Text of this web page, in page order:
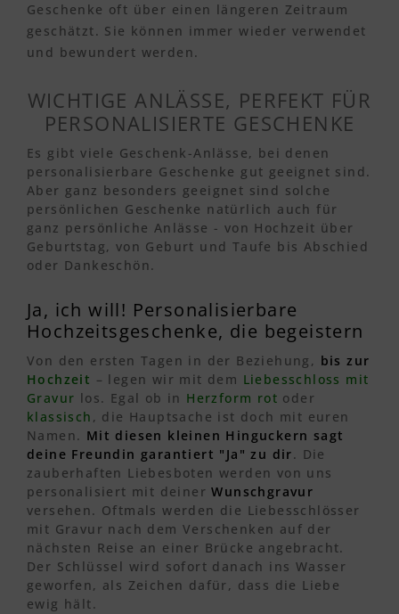
Geschenke oft über einen längeren Zeitraum
geschätzt. Sie können immer wieder verwendet
und bewundert werden.
WICHTIGE ANLÄSSE, PERFEKT FÜR
PERSONALISIERTE GESCHENKE
Es gibt viele Geschenk-Anlässe, bei denen
personalisierbare Geschenke gut geeignet sind.
Aber ganz besonders geeignet sind solche
persönlichen Geschenke natürlich auch für
ganz persönliche Anlässe - von Hochzeit über
Geburtstag, von Geburt und Taufe bis Abschied
oder Dankeschön.
Ja, ich will! Personalisierbare
Hochzeitsgeschenke, die begeistern
Von den ersten Tagen in der Beziehung, bis zur
Hochzeit – legen wir mit dem Liebesschloss mit
Gravur los. Egal ob in Herzform rot oder
klassisch , die Hauptsache ist doch mit euren
Namen. Mit diesen kleinen Hinguckern sagt
deine Freundin garantiert "Ja" zu dir. Die
zauberhaften Liebesboten werden von uns
personalisiert mit deinerWunschgravur
versehen. Oftmals werden die Liebesschlösser
mit Gravur nach dem Verschenken auf der
nächsten Reise an einer Brücke angebracht.
Der Schlüssel wird sofort danach ins Wasser
geworfen, als Zeichen dafür, dass die Liebe
ewig hält.